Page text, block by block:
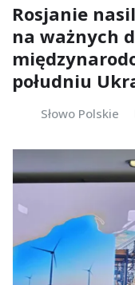
Rosjanie
na ważnych
południu
Słowo Polskie